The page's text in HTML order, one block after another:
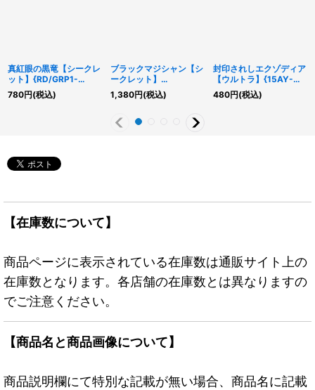
真紅眼の黒竜【シークレ
ット】{RD/GRP1-
JP016}《RDモンスタ
ー》
780円(税込)
ブラックマジシャン【シ
ークレット】
{RD/GRP1-JP015}
《RDモンスター》
1,380円(税込)
封印されしエクゾディア
【ウルトラ】{15AY-
JPA17}《モンスター》
480円(税込)
【在庫数について】
商品ページに表示されている在庫数は通販サイト上の
在庫数となります。各店舗の在庫数とは異なりますの
でご注意ください。
【商品名と商品画像について】
商品説明欄にて特別な記載が無い場合、商品名に記載